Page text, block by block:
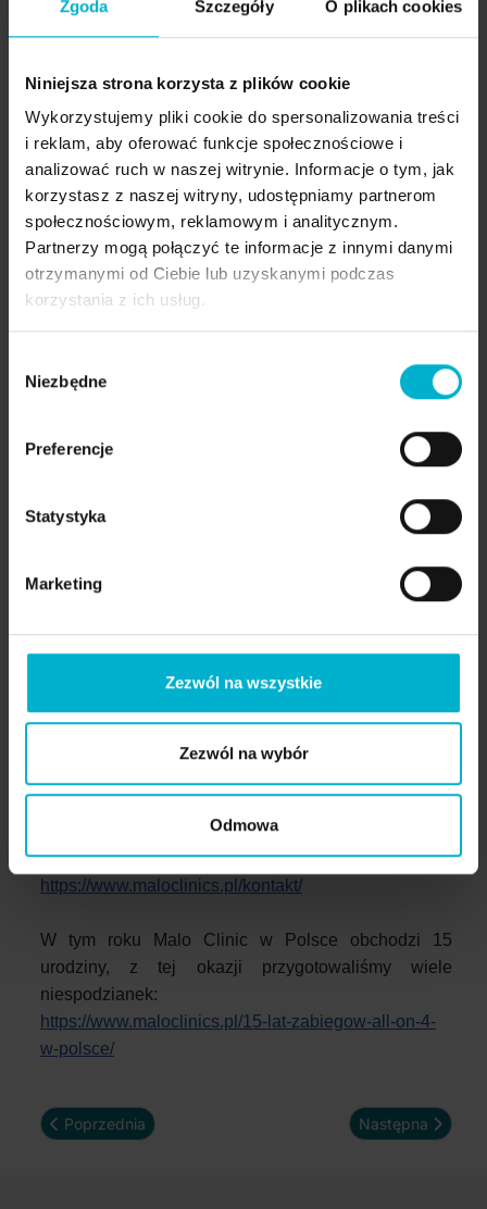
Zgoda Szczegóły O plikach cookies
Niniejsza strona korzysta z plików cookie
Wykorzystujemy pliki cookie do spersonalizowania treści
i reklam, aby oferować funkcje społecznościowe i
analizować ruch w naszej witrynie. Informacje o tym, jak
korzystasz z naszej witryny, udostępniamy partnerom
społecznościowym, reklamowym i analitycznym.
Partnerzy mogą połączyć te informacje z innymi danymi
otrzymanymi od Ciebie lub uzyskanymi podczas
korzystania z ich usług.
zgody
Niezbędne
Preferencje
Statystyka
Marketing
Zezwól na wszystkie
Zezwól na wybór
Odmowa
dr. Armando Lopesa, Pani Jolanta odzyskała piękny
uśmiech. Cały proces wsparli także dr Martyna Gałek
współpracy z technikami z laboratorium
protetycznego.
Obejrzyjcie rozmowę przyjaciółekrozmowa Joli i Ani
Niezwykła Przyjaźń
Obie Panie, mimo że początkowo nie znały się,
spotkały się podczas swoich wizyt w Malo Clinic. Ich
wspólne doświadczenia i podobne przejścia
rozmowy o życiu, zdrowiu i nowych uśmiechach
zbliżyły je do siebie. Pani Ania i Pani Jolanta stały się
radościami i obawami związanymi z procesem
odzyskały piękne uśmiechy, ale także pewność
że nowoczesna stomatologia może nie tylko
poprawić zdrowie, ale także łączyć ludzi i budować
niezwykłe relacje. Pani Ania i Pani Jolanta teraz
https://www.maloclinics.pl/kontakt/
W tym roku Malo Clinic w Polsce obchodzi 15
urodziny, z tej okazji przygotowaliśmy wiele
niespodzianek:
https://www.maloclinics.pl/15-lat-zabiegow-all-on-4-
w-polsce/
Poprzednia strona: Metamorfoza Uśmiechu w Malo Clinic
Poprzednia Następna strona:
Następna